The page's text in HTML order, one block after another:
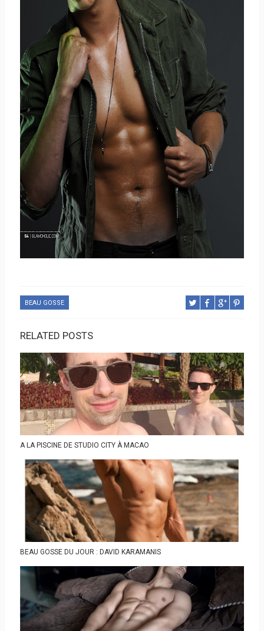
BEAU GOSSE
RELATED POSTS
A LA PISCINE DE STUDIO CITY À MACAO
BEAU GOSSE DU JOUR : DAVID KARAMANIS